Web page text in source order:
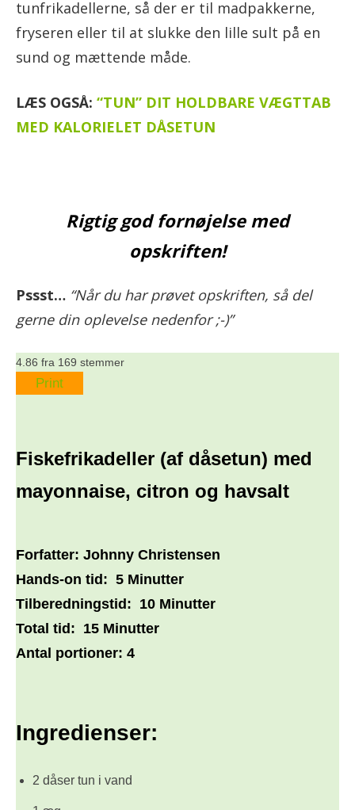
tunfrikadellerne, så der er til madpakkerne,
fryseren eller til at slukke den lille sult på en
sund og mættende måde.
LÆS OGSÅ: “TUN” DIT HOLDBARE VÆGTTAB
MED KALORIELET DÅSETUN
Rigtig god fornøjelse med
opskriften!
Pssst… “Når du har prøvet opskriften, så del
gerne din oplevelse nedenfor ;-)”
4.86 fra 169 stemmer
Print
Fiskefrikadeller (af dåsetun) med
mayonnaise, citron og havsalt
Forfatter: Johnny Christensen
Hands-on tid: 5 Minutter
Tilberedningstid: 10 Minutter
Total tid: 15 Minutter
Antal portioner: 4
Ingredienser:
2 dåser tun i vand